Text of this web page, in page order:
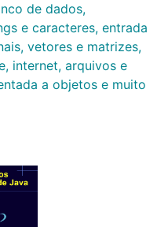
de dados,
e caracteres, entrada
vetores e matrizes,
internet, arquivos e
a objetos e muito